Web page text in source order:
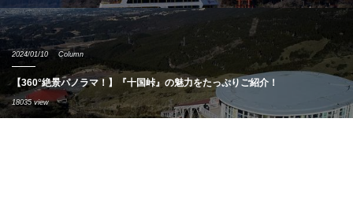
2024/01/10 Column
【360°絶景パノラマ！】『十国峠』の魅力をたっぷりご紹介！
18035 view